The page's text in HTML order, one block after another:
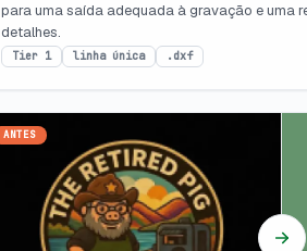
para uma saída adequada à gravação e uma
detalhes.
Tier 1 linha única .dxf
ANTES